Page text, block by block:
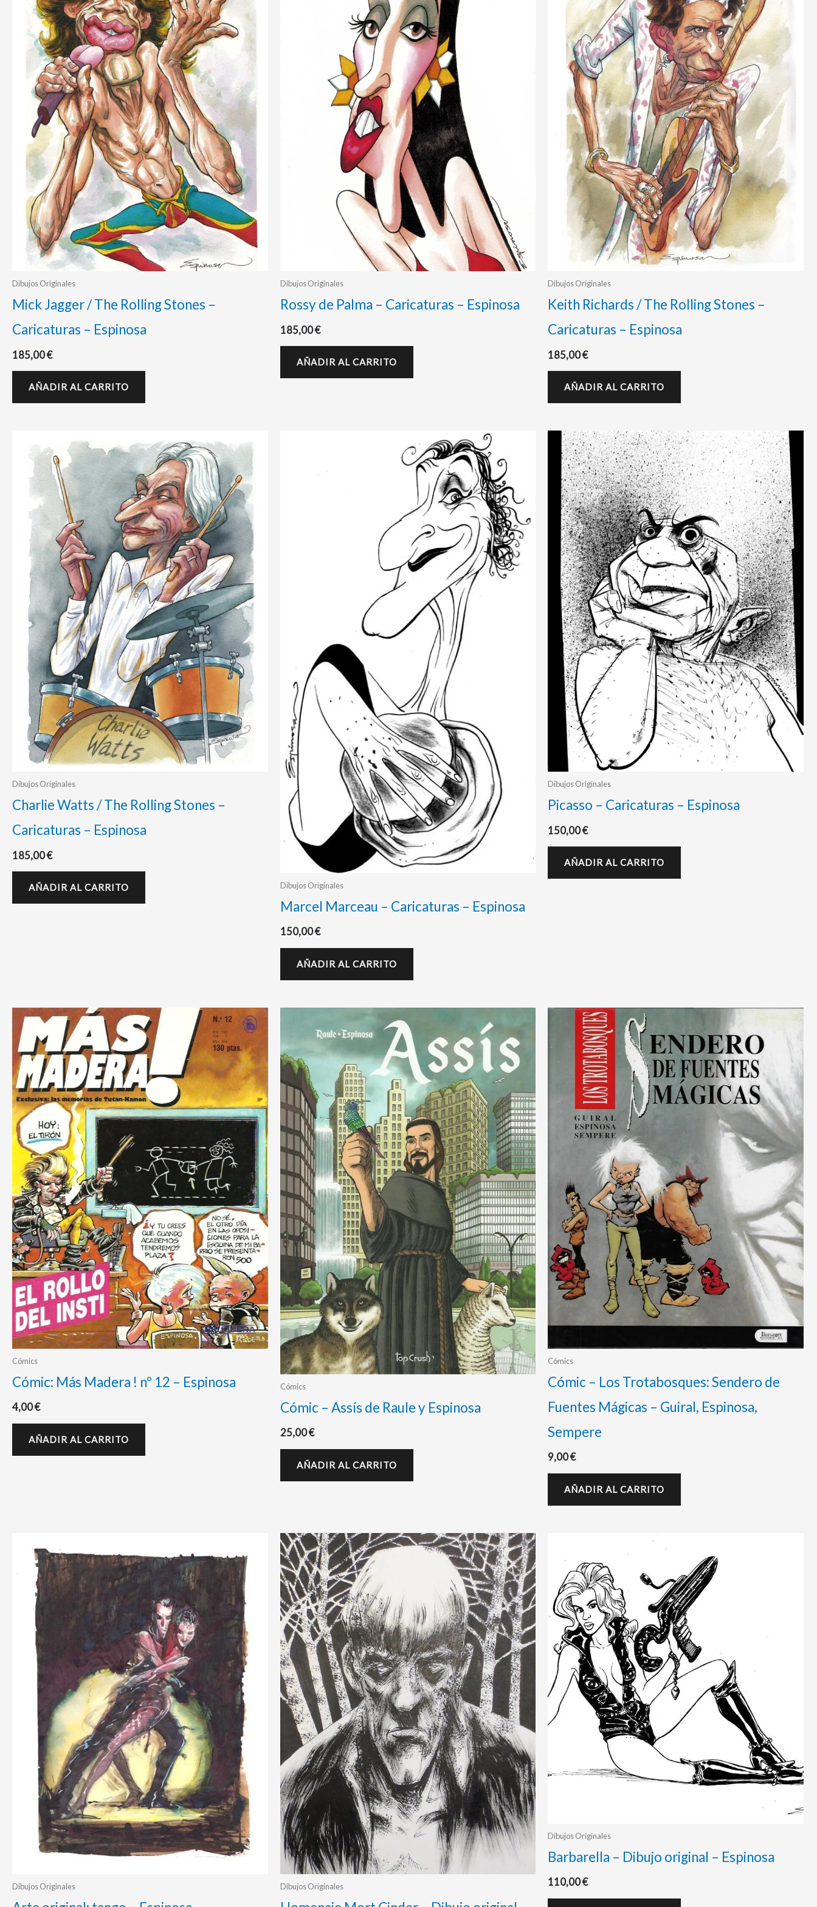
Dibujos Originales
Mick Jagger / The Rolling Stones –
Caricaturas – Espinosa
185,00€
AÑADIR AL CARRITO
Dibujos Originales
Rossy de Palma – Caricaturas – Espinosa
185,00€
AÑADIR AL CARRITO
Dibujos Originales
Keith Richards / The Rolling Stones –
Caricaturas – Espinosa
185,00€
AÑADIR AL CARRITO
Dibujos Originales
Charlie Watts / The Rolling Stones –
Caricaturas – Espinosa
185,00€
AÑADIR AL CARRITO Dibujos Originales
Marcel Marceau – Caricaturas – Espinosa
150,00€
AÑADIR AL CARRITO
Dibujos Originales
Picasso – Caricaturas – Espinosa
150,00€
AÑADIR AL CARRITO
Cómics
Cómic: Más Madera ! nº 12 – Espinosa
4,00€
AÑADIR AL CARRITO
Cómics
Cómic – Assís de Raule y Espinosa
25,00€
AÑADIR AL CARRITO
Cómics
Cómic – Los Trotabosques: Sendero de
Fuentes Mágicas – Guiral, Espinosa,
Sempere
9,00€
AÑADIR AL CARRITO
Dibujos Originales Dibujos Originales
Dibujos Originales
Barbarella – Dibujo original – Espinosa
110,00€